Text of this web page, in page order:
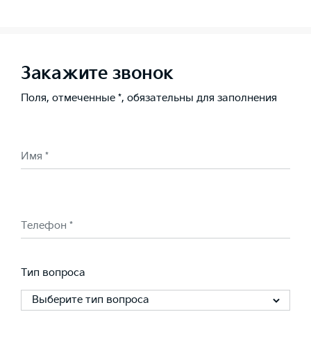
Закажите звонок
Поля, отмеченные *, обязательны для заполнения
Имя *
Телефон *
Тип вопроса
Выберите тип вопроса